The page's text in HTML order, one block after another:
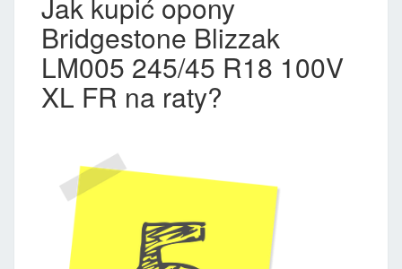
Jak kupić opony
Bridgestone Blizzak
LM005 245/45 R18 100V
XL FR na raty?